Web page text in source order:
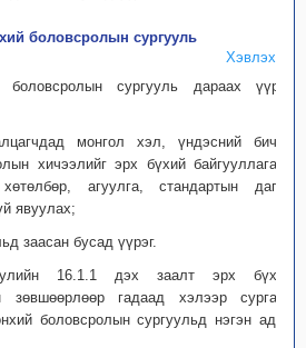
боловсролын сургууль
Хэвлэх
боловсролын сургууль дараах үүрэг
монгол хэл, үндэсний бичиг,
хичээлийг эрх бүхий байгууллагаас
агуулга, стандартын дагуу
явуулах;
заасан бусад үүрэг.
16.1.1 дэх заалт эрх бүхий
зөвшөөрлөөр гадаад хэлээр сургалт
боловсролын сургуульд нэгэн адил